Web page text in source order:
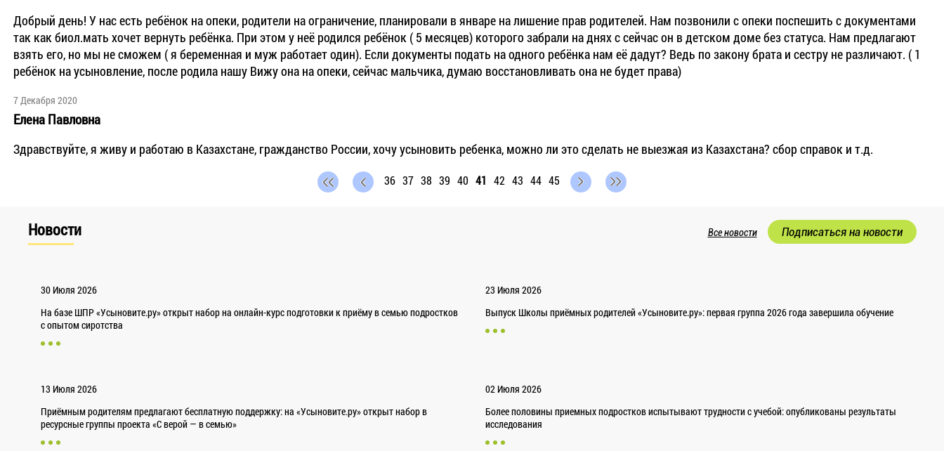
Добрый день! У нас есть ребёнок на опеки, родители на ограничение, планировали в январе на лишение прав родителей. Нам позвонили с опеки поспешить с документами
так как биол.мать хочет вернуть ребёнка. При этом у неё родился ребёнок ( 5 месяцев) которого забрали на днях с сейчас он в детском доме без статуса. Нам предлагают
взять его, но мы не сможем ( я беременная и муж работает один). Если документы подать на одного ребёнка нам её дадут? Ведь по закону брата и сестру не различают. ( 1
ребёнок на усыновление, после родила нашу Вижу она на опеки, сейчас мальчика, думаю восстановливать она не будет права)
7 Декабря 2020
Елена Павловна
Здравствуйте, я живу и работаю в Казахстане, гражданство России, хочу усыновить ребенка, можно ли это сделать не выезжая из Казахстана? сбор справок и т.д.
36 37 38 39 40 41 42 43 44 45
Новости Все новости Подписаться на новости
30 Июля 2026
На базе ШПР «Усыновите.ру» открыт набор на онлайн-курс подготовки к приёму в семью подростков
с опытом сиротства
23 Июля 2026
Выпуск Школы приёмных родителей «Усыновите.ру»: первая группа 2026 года завершила обучение
13 Июля 2026
Приёмным родителям предлагают бесплатную поддержку: на «Усыновите.ру» открыт набор в
ресурсные группы проекта «С верой — в семью»
02 Июля 2026
Более половины приемных подростков испытывают трудности с учебой: опубликованы результаты
исследования